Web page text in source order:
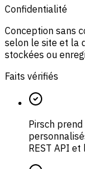
Confidentialité
Conception sans
selon le site et la
stockées ou
Faits vérifiés
Pirsch
REST API et